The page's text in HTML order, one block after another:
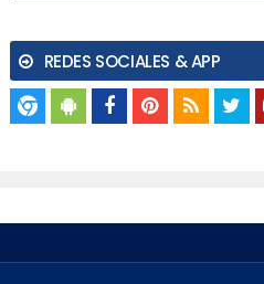
REDES SOCIALES & APP